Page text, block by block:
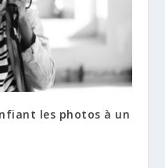
les photos à un